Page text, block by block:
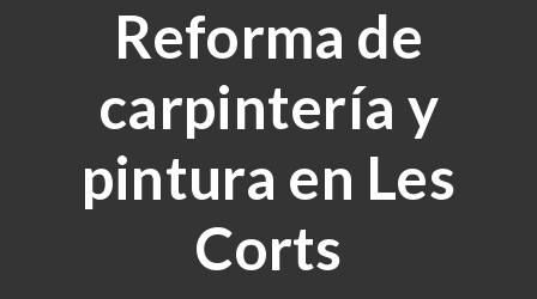
Reforma de
carpintería y
pintura en Les
Corts